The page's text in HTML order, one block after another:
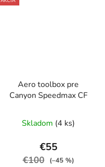
Aero toolbox pre
Canyon Speedmax CF
Skladom (4 ks)
€55
€100 (–45 %)